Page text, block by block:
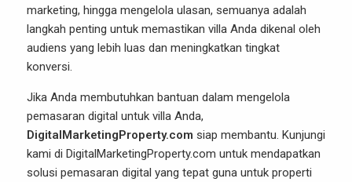
marketing, hingga mengelola ulasan, semuanya adalah
langkah penting untuk memastikan villa Anda dikenal oleh
audiens yang lebih luas dan meningkatkan tingkat
konversi.
Jika Anda membutuhkan bantuan dalam mengelola
pemasaran digital untuk villa Anda,
DigitalMarketingProperty.com siap membantu. Kunjungi
kami di DigitalMarketingProperty.com untuk mendapatkan
solusi pemasaran digital yang tepat guna untuk properti